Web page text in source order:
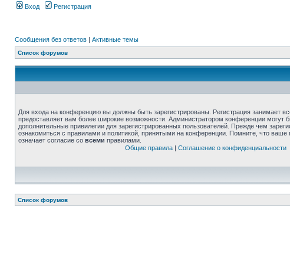
Вход Регистрация
Сообщения без ответов | Активные темы
Список форумов
Для входа на конференцию вы должны быть зарегистрированы. Регистрация занимает
предоставляет вам более широкие возможности. Администратором конференции могут
дополнительные привилегии для зарегистрированных пользователей. Прежде чем
ознакомиться с правилами и политикой, принятыми на конференции. Помните, что ваше
означает согласие со всеми правилами.
Общие правила| Соглашение о конфиденциальности
Список форумов